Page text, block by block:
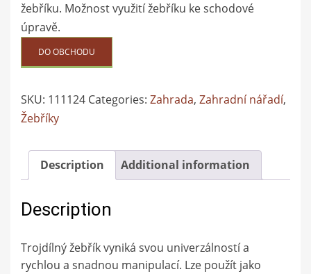
žebříku. Možnost využití žebříku ke schodové
úpravě.
DO OBCHODU
SKU: 111124 Categories: Zahrada, Zahradní nářadí,
Žebříky
Description Additional information
Description
Trojdílný žebřík vyniká svou univerzálností a
rychlou a snadnou manipulací. Lze použít jako